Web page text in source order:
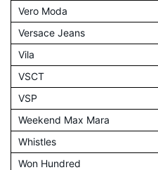
Vero Moda
Versace Jeans
Vila
VSCT
VSP
Weekend Max Mara
Whistles
Won Hundred